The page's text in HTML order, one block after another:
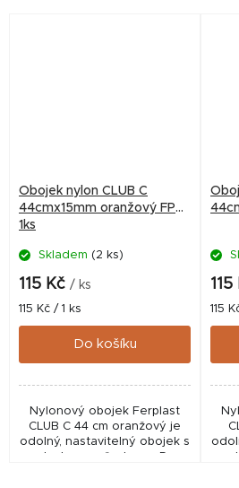
Obojek nylon CLUB C
44cmx15mm oranžový FP
1ks
Skladem (2 ks)
115 Kč / ks
Měrná
cena:
115 Kč / 1 ks
Do košíku
Nylonový obojek Ferplast
CLUB C 44 cm oranžový je
odolný, nastavitelný obojek s
plastovou přezkou a D-
115
115